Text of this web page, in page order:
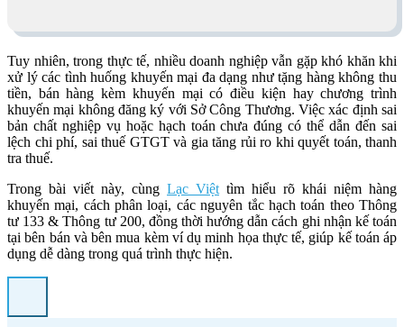
Tuy nhiên, trong thực tế, nhiều doanh nghiệp vẫn gặp khó khăn khi
xử lý các tình huống khuyến mại đa dạng như tặng hàng không thu
tiền, bán hàng kèm khuyến mại có điều kiện hay chương trình
khuyến mại không đăng ký với Sở Công Thương. Việc xác định sai
bản chất nghiệp vụ hoặc hạch toán chưa đúng có thể dẫn đến sai
lệch chi phí, sai thuế GTGT và gia tăng rủi ro khi quyết toán, thanh
tra thuế.
Trong bài viết này, cùng Lạc Việttìm hiểu rõ khái niệm hàng
khuyến mại, cách phân loại, các nguyên tắc hạch toán theo Thông
tư 133 & Thông tư 200, đồng thời hướng dẫn cách ghi nhận kế toán
tại bên bán và bên mua kèm ví dụ minh họa thực tế, giúp kế toán áp
dụng dễ dàng trong quá trình thực hiện.